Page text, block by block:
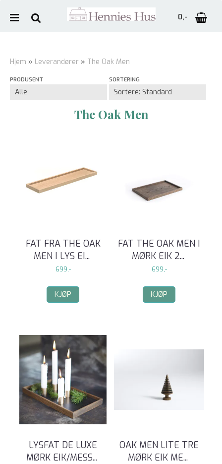
0,-
Hjem » Leverandører » The Oak Men
PRODUSENT SORTERING
The Oak Men
FAT FRA THE OAK
MEN I LYS EI...
699,-
KJØP
FAT THE OAK MEN I
MØRK EIK 2...
699,-
KJØP
LYSFAT DE LUXE
MØRK EIK/MESS...
OAK MEN LITE TRE
MØRK EIK ME...